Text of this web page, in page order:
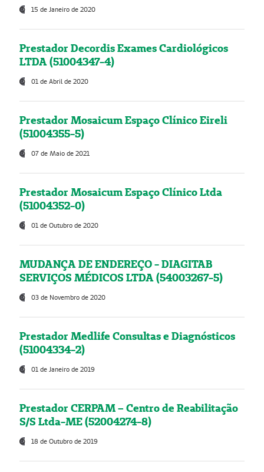
15 de Janeiro de 2020
Prestador Decordis Exames Cardiológicos
LTDA (51004347-4)
01 de Abril de 2020
Prestador Mosaicum Espaço Clínico Eireli
(51004355-5)
07 de Maio de 2021
Prestador Mosaicum Espaço Clínico Ltda
(51004352-0)
01 de Outubro de 2020
MUDANÇA DE ENDEREÇO - DIAGITAB
SERVIÇOS MÉDICOS LTDA (54003267-5)
03 de Novembro de 2020
Prestador Medlife Consultas e Diagnósticos
(51004334-2)
01 de Janeiro de 2019
Prestador CERPAM – Centro de Reabilitação
S/S Ltda-ME (52004274-8)
18 de Outubro de 2019